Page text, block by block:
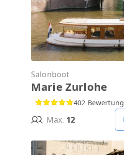
Salonboot
Marie Zurlohe
402
Max. 12